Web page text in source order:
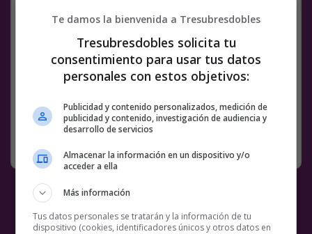
Facebook
Twitter
WhatsApp
Gmail
Meneame
Copy
Link
JORDI ENP NOTICIAS PÉSAME 9 COMENTARIOS
Te damos la bienvenida a Tresubresdobles
Tresubresdobles solicita tu
consentimiento para usar tus datos
personales con estos objetivos:
Publicidad y contenido personalizados, medición de
publicidad y contenido, investigación de audiencia y
desarrollo de servicios
Almacenar la información en un dispositivo y/o
acceder a ella
Más información
Tus datos personales se tratarán y la información de tu
dispositivo (cookies, identificadores únicos y otros datos en